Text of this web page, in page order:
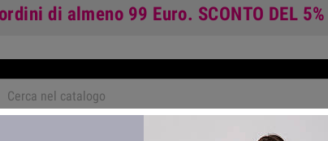
di almeno 99 Euro. SCONTO DEL 5%